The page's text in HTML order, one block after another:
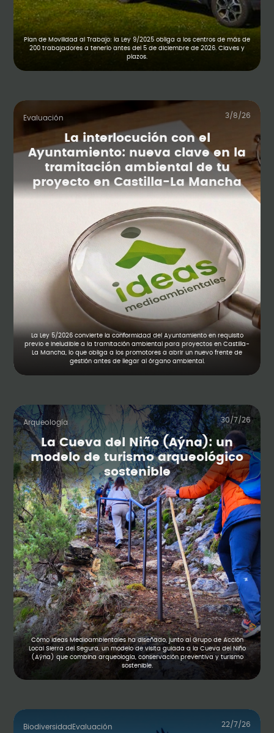
Plan de Movilidad al Trabajo: la Ley 9/2025 obliga a los centros de más de
200 trabajadores a tenerlo antes del 5 de diciembre de 2026. Claves y
plazos.
Evaluación 3/8/26
La interlocución con el
Ayuntamiento: nueva clave en la
tramitación ambiental de tu
proyecto en Castilla-La Mancha
La Ley 5/2026 convierte la conformidad del Ayuntamiento en requisito
previo e ineludible a la tramitación ambiental para proyectos en Castilla-
La Mancha, lo que obliga a los promotores a abrir un nuevo frente de
gestión antes de llegar al órgano ambiental.
Arqueología 30/7/26
La Cueva del Niño (Aýna): un
modelo de turismo arqueológico
sostenible
Cómo Ideas Medioambientales ha diseñado, junto al Grupo de Acción
Local Sierra del Segura, un modelo de visita guiada a la Cueva del Niño
(Aýna) que combina arqueología, conservación preventiva y turismo
sostenible.
Biodiversidad Evaluación 22/7/26